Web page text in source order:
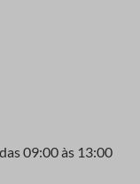
09:00 às 13:00